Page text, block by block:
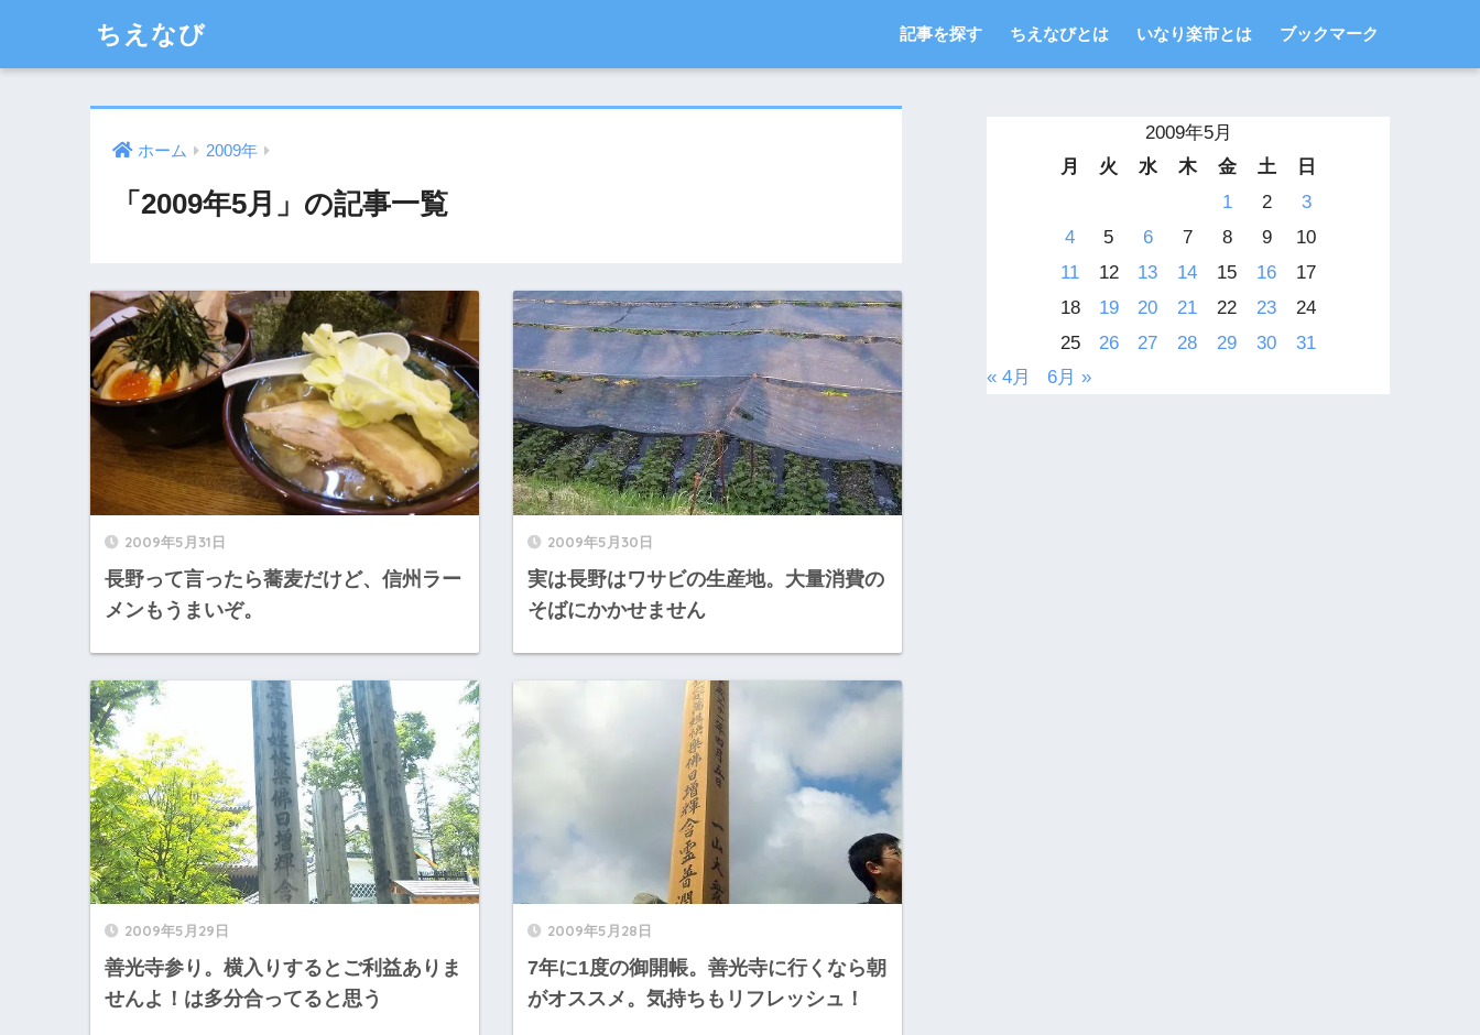
ちえなび 記事を探す ちえなびとは いなり楽市とは ブックマーク
ホーム 2009年
「2009年5月」の記事一覧
2009年5月31日
長野って言ったら蕎麦だけど、信州ラー
メンもうまいぞ。
2009年5月30日
実は長野はワサビの生産地。大量消費の
そばにかかせません
2009年5月29日
善光寺参り。横入りするとご利益ありま
せんよ！は多分合ってると思う
2009年5月28日
7年に1度の御開帳。善光寺に行くなら朝
がオススメ。気持ちもリフレッシュ！
2009年5月
月
火 水 木 金 土
日
1
2
3
4
5 6 7 8 9
10
11
12 13 14 15 16
17
18
19 20 21 22 23
24
25
26 27 28 29 30
31
« 4月
6月 »